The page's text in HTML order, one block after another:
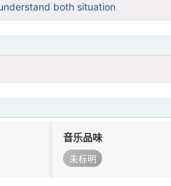
both situation
音乐品味
未标明